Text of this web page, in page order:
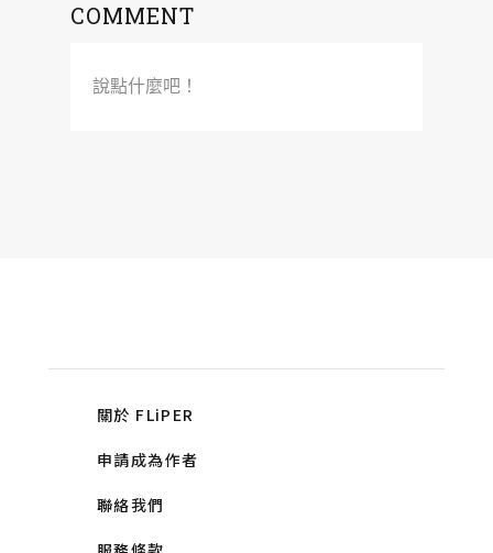
COMMENT
說點什麼吧！
關於 FLiPER
申請成為作者
聯絡我們